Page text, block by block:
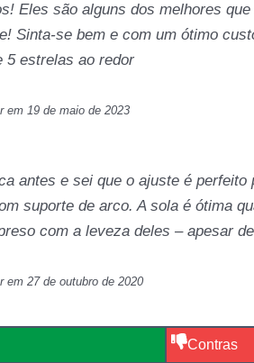
Eles são alguns dos melhores
Sinta-se bem e com um ótimo
5 estrelas ao redor
em 19 de maio de 2023
antes e sei que o ajuste é
suporte de arco. A sola é ótima
com a leveza deles – apesar
em 27 de outubro de 2020
Contras